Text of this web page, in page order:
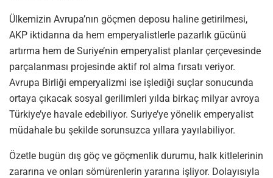
Ülkemizin Avrupa’nın göçmen deposu haline getirilmesi,
AKP iktidarına da hem emperyalistlerle pazarlık gücünü
artırma hem de Suriye’nin emperyalist planlar çerçevesinde
parçalanması projesinde aktif rol alma fırsatı veriyor.
Avrupa Birliği emperyalizmi ise işlediği suçlar sonucunda
ortaya çıkacak sosyal gerilimleri yılda birkaç milyar avroya
Türkiye’ye havale edebiliyor. Suriye’ye yönelik emperyalist
müdahale bu şekilde sorunsuzca yıllara yayılabiliyor.
Özetle bugün dış göç ve göçmenlik durumu, halk kitlelerinin
zararına ve onları sömürenlerin yararına işliyor. Dolayısıyla